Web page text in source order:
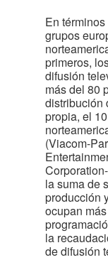
En
grupos
primeros,
difusión
más del 80
distribución
propia, el
(Viacom-
la suma de
producción
ocupan
la
de difusión